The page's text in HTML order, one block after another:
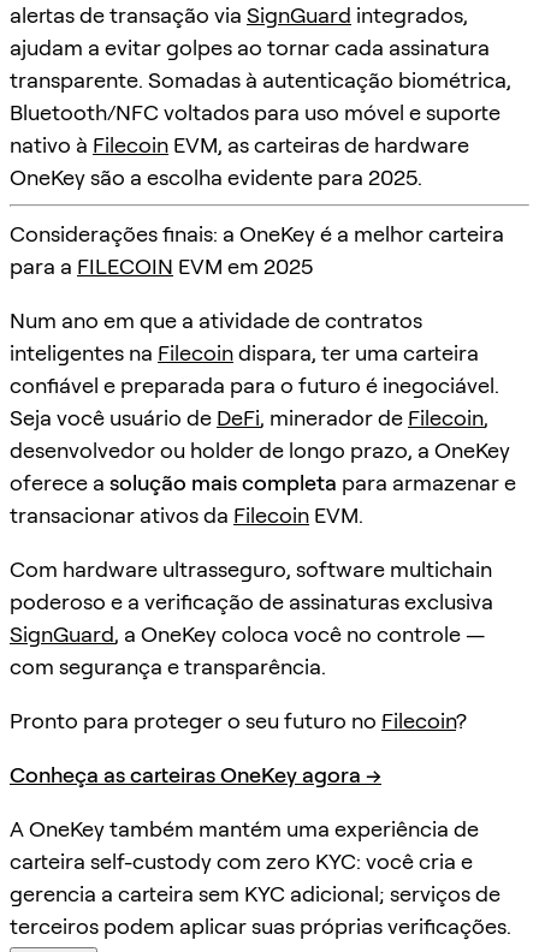
alertas de transação via SignGuard integrados,
ajudam a evitar golpes ao tornar cada assinatura
transparente. Somadas à autenticação biométrica,
Bluetooth/NFC voltados para uso móvel e suporte
nativo à Filecoin EVM, as carteiras de hardware
OneKey são a escolha evidente para 2025.
Considerações finais: a OneKey é a melhor carteira
para a FILECOIN EVM em 2025
Num ano em que a atividade de contratos
inteligentes na Filecoindispara, ter uma carteira
confiável e preparada para o futuro é inegociável.
Seja você usuário de DeFi, minerador de Filecoin,
desenvolvedor ou holder de longo prazo, a OneKey
oferece a solução mais completa para armazenar e
transacionar ativos da Filecoin EVM.
Com hardware ultrasseguro, software multichain
poderoso e a verificação de assinaturas exclusiva
SignGuard, a OneKey coloca você no controle —
com segurança e transparência.
Pronto para proteger o seu futuro no Filecoin?
Conheça as carteiras OneKey agora →
A OneKey também mantém uma experiência de
carteira self-custody com zero KYC: você cria e
gerencia a carteira sem KYC adicional; serviços de
terceiros podem aplicar suas próprias verificações.